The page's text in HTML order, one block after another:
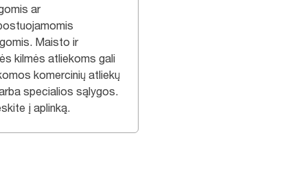
ar
Maisto ir
kilmės atliekoms gali
komercinių atliekų
specialios sąlygos.
į aplinką.​